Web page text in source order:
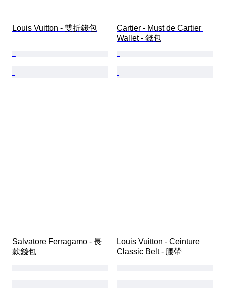
Louis Vuitton - 雙折錢包
Cartier - Must de Cartier
Wallet - 錢包
Salvatore Ferragamo - 長
款錢包
Louis Vuitton - Ceinture
Classic Belt - 腰帶